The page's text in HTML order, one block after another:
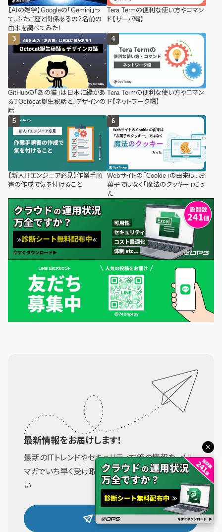
【AIの雑学】Googleの「Gemini」っ
て、ふたご座と関係あるの？名前の
由来を調べてみた！
Tera Termの便利な使い方やコマン
ド【サーバ編】
GitHubの「あの猫」は日本に縁があ
る？Octocat誕生秘話と、デザインの
話
Tera Termの便利な使い方やコマン
ド【ネットワーク編】
【新人ITエンジニア必見】作業手順
書の作成で気を付けること
Webサイトの「Cookie」の由来は、お
菓子ではなく「魔法のクッキー」だっ
た
最新情報をお届けします！
最新のITトレンドやセキュリティ対策の情報を、メル
マガでいち早く受け取りませんか？ぜひご登録くださ
い
メルマガ登録